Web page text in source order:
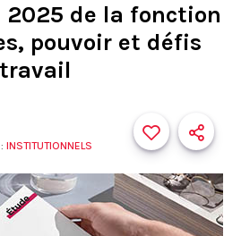
2025 de la fonction
pouvoir et défis
INSTITUTIONNELS